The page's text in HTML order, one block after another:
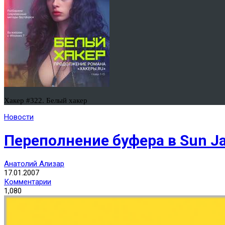
Хакер #322. Белый хакер
Новости
Переполнение буфера в Sun
Анатолий Ализар
17.01.2007
Комментарии
1,080